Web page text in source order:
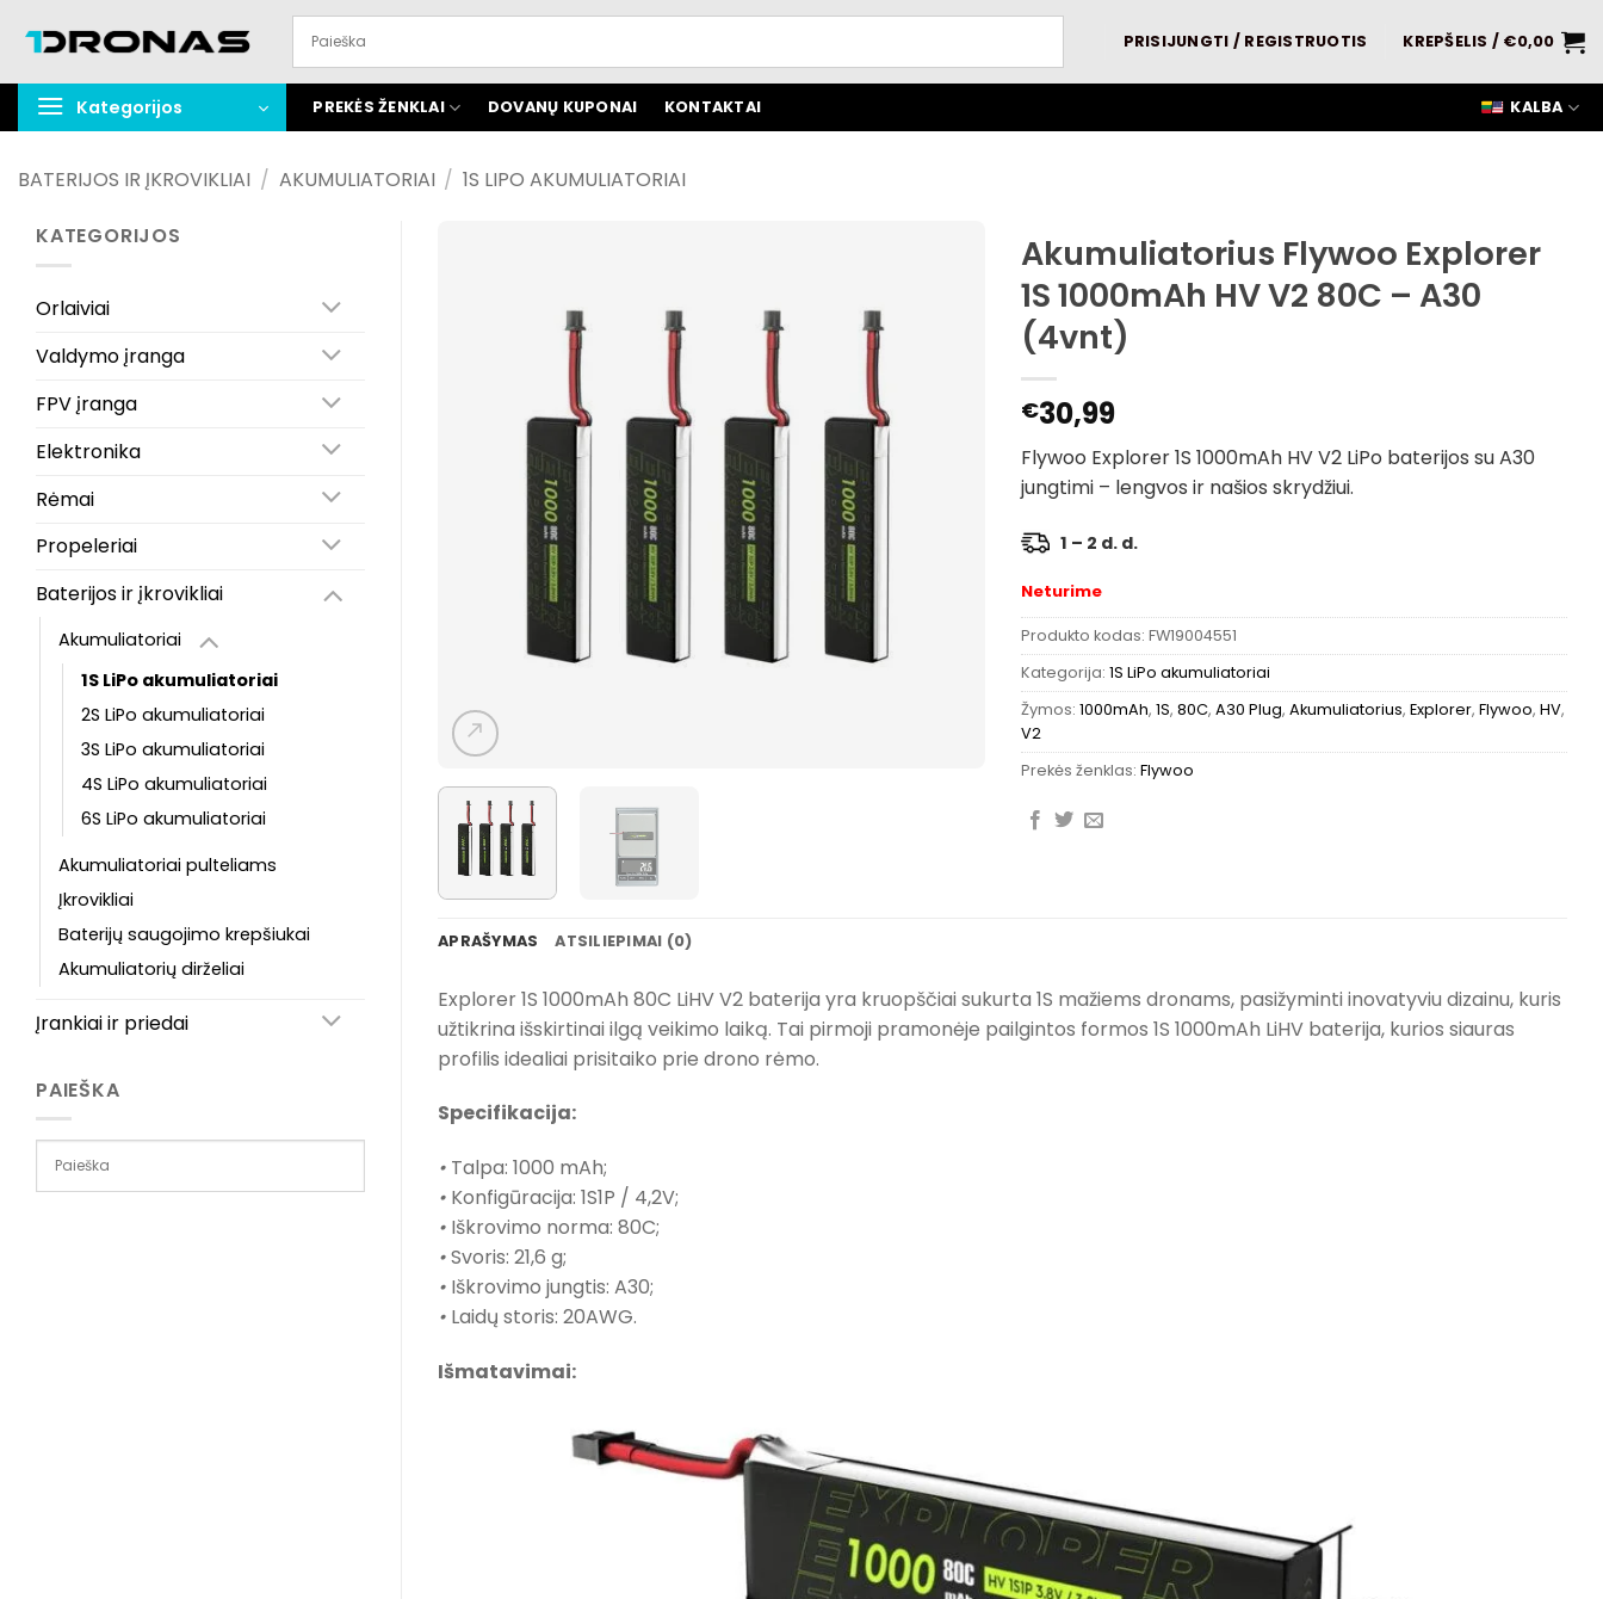
turinį
PRISIJUNGTI / REGISTRUOTIS KREPŠELIS / €0,00
Kategorijos PREKĖS ŽENKLAI DOVANŲ KUPONAI KONTAKTAI KALBA
BATERIJOS IR ĮKROVIKLIAI / AKUMULIATORIAI / 1S LIPO AKUMULIATORIAI
KATEGORIJOS
Orlaiviai
Valdymo įranga
FPV įranga
Elektronika
Rėmai
Propeleriai
Baterijos ir įkrovikliai
Akumuliatoriai
1S LiPo akumuliatoriai
2S LiPo akumuliatoriai
3S LiPo akumuliatoriai
4S LiPo akumuliatoriai
6S LiPo akumuliatoriai
Akumuliatoriai pulteliams
Įkrovikliai
Baterijų saugojimo krepšiukai
Akumuliatorių dirželiai
Įrankiai ir priedai
PAIEŠKA
Akumuliatorius Flywoo Explorer
1S 1000mAh HV V2 80C – A30
(4vnt)
€30,99
Flywoo Explorer 1S 1000mAh HV V2 LiPo baterijos su A30
jungtimi – lengvos ir našios skrydžiui.
1 – 2 d. d.
Neturime
Produkto kodas: FW19004551
Kategorija: 1S LiPo akumuliatoriai
Žymos: 1000mAh, 1S, 80C, A30 Plug, Akumuliatorius, Explorer, Flywoo, HV,
V2
Prekės ženklas: Flywoo
APRAŠYMAS ATSILIEPIMAI (0)
Explorer 1S 1000mAh 80C LiHV V2 baterija yra kruopščiai sukurta 1S mažiems dronams, pasižyminti inovatyviu dizainu, kuris
užtikrina išskirtinai ilgą veikimo laiką. Tai pirmoji pramonėje pailgintos formos 1S 1000mAh LiHV baterija, kurios siauras
profilis idealiai prisitaiko prie drono rėmo.
Specifikacija:
• Talpa: 1000 mAh;
• Konfigūracija: 1S1P / 4,2V;
• Iškrovimo norma: 80C;
•Svoris: 21,6 g;
• Iškrovimo jungtis: A30;
• Laidų storis: 20AWG.
Išmatavimai: